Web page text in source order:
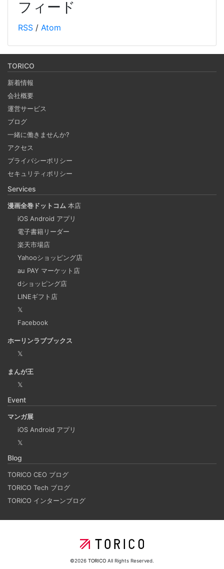
RAG するチュートリアル
2024-10-12
オープンソースのベクトルデータベースである Weaviate を
会カリキュラム） 自分の PC 上で RAG のシステムを構築し
ます。
Notionを本の管理に使ってみる
ブラウザがあればどこでもつかえるNotion。 テンプレート
で何でもできるNotionで購入した本、これから発売する本
の管理をしてみる。 Notion APIを使えば自作アプリとの連
携も可能に！？
重複コンテンツは味方ではない
2024-09-25
検索エンジンの上位にサイト情報が表示されるということ
は多くの人に見てもらえる最高の宣伝です。SEO評価を下
げてしまう重複コンテンツを軽減することも重要な課題の
一つだといえます。
Microsoftの法人向けプランを導入した
2025年上半期は個人アカウントからMicrosoft法人アカウン
トの個人アカウントに切り替えました。
ボードみたいなのを作るチュートリアル
2024-09-17
Django Channels の機能を使って、簡易的な複数人お絵か
きアプリを作るチュートリアルです。(社内勉強会カリキュ
ラム） 他のクライアントの操作を、WebSocket を使って
のようなものを作ります。
データベースから特定の条件に合致したレコードを抽出
し、更新するバッチ処理の中で、LIMIT OFFSET を使って
フィード
RSS / Atom
TORICO
新着情報
会社概要
運営サービス
ブログ
一緒に働きませんか?
アクセス
プライバシーポリシー
セキュリティポリシー
Services
漫画全巻ドットコム 本店
iOS Android アプリ
電子書籍リーダー
楽天市場店
Yahooショッピング店
au PAY マーケット店
dショッピング店
LINEギフト店
𝕏
Facebook
ホーリンラブブックス
𝕏
まんが王
𝕏
Event
マンガ展
iOS Android アプリ
𝕏
Blog
TORICO CEO ブログ
TORICO Tech ブログ
TORICO インターンブログ
©2026 TORICO All Rights Reserved.